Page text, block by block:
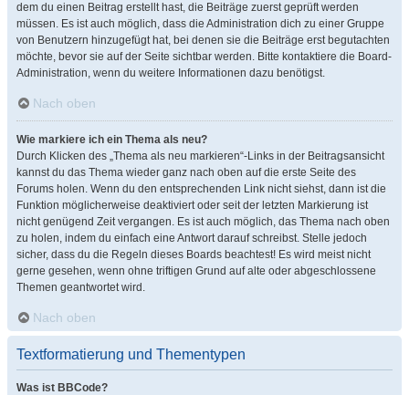
dem du einen Beitrag erstellt hast, die Beiträge zuerst geprüft werden
müssen. Es ist auch möglich, dass die Administration dich zu einer Gruppe
von Benutzern hinzugefügt hat, bei denen sie die Beiträge erst begutachten
möchte, bevor sie auf der Seite sichtbar werden. Bitte kontaktiere die Board-
Administration, wenn du weitere Informationen dazu benötigst.
Nach oben
Wie markiere ich ein Thema als neu?
Durch Klicken des „Thema als neu markieren“-Links in der Beitragsansicht
kannst du das Thema wieder ganz nach oben auf die erste Seite des
Forums holen. Wenn du den entsprechenden Link nicht siehst, dann ist die
Funktion möglicherweise deaktiviert oder seit der letzten Markierung ist
nicht genügend Zeit vergangen. Es ist auch möglich, das Thema nach oben
zu holen, indem du einfach eine Antwort darauf schreibst. Stelle jedoch
sicher, dass du die Regeln dieses Boards beachtest! Es wird meist nicht
gerne gesehen, wenn ohne triftigen Grund auf alte oder abgeschlossene
Themen geantwortet wird.
Nach oben
Textformatierung und Thementypen
Was ist BBCode?